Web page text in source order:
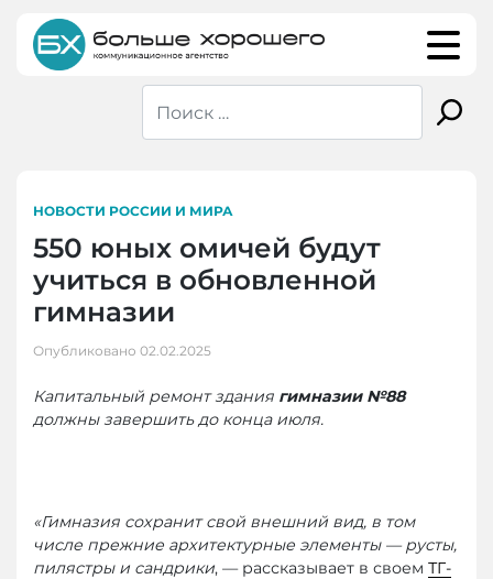
content
НОВОСТИ РОССИИ И МИРА
550 юных омичей будут
учиться в обновленной
гимназии
Опубликовано 02.02.2025
Капитальный ремонт здания гимназии №88
должны завершить до конца июля.
«Гимназия сохранит свой внешний вид, в том
числе прежние архитектурные элементы — русты,
пилястры и сандрики, — рассказывает в своем ТГ-